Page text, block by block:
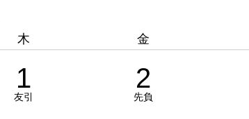
木 金
1
友引
2
先負